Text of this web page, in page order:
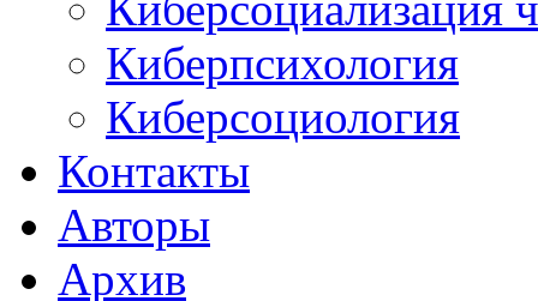
Киберпсихология
Киберсоциология
Контакты
Авторы
Архив